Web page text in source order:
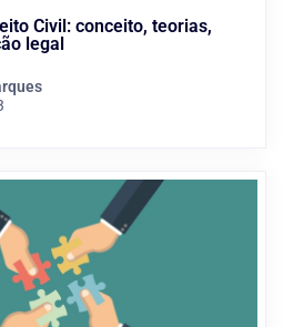
Civil: conceito, teorias,
legal